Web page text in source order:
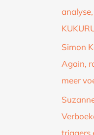
Simon
Again,
meer
triggers